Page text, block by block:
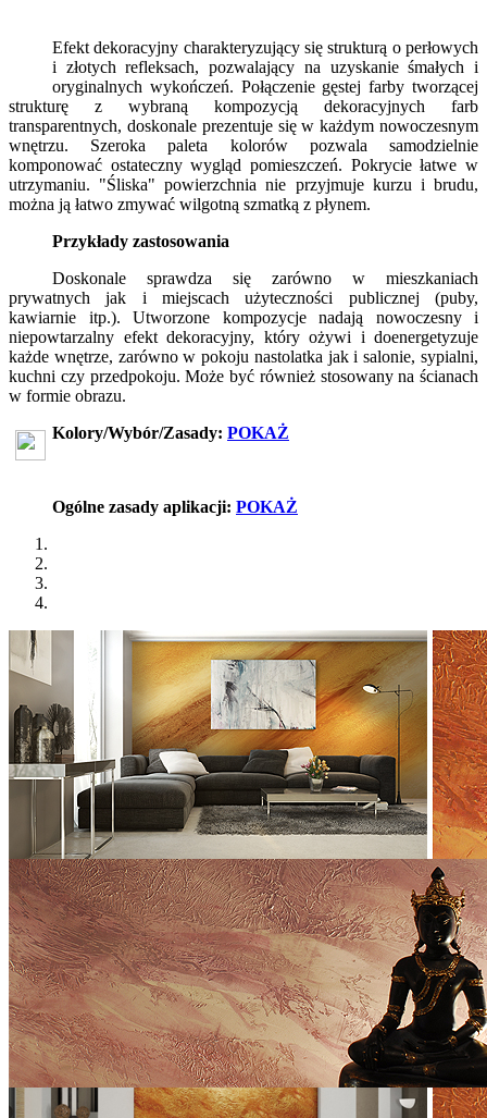
Efekt dekoracyjny charakteryzujący się strukturą o perłowych
i złotych refleksach, pozwalający na uzyskanie śmałych i
oryginalnych wykończeń. Połączenie gęstej farby tworzącej
strukturę z wybraną kompozycją dekoracyjnych farb
transparentnych, doskonale prezentuje się w każdym nowoczesnym
wnętrzu. Szeroka paleta kolorów pozwala samodzielnie
komponować ostateczny wygląd pomieszczeń. Pokrycie łatwe w
utrzymaniu. "Śliska" powierzchnia nie przyjmuje kurzu i brudu,
można ją łatwo zmywać wilgotną szmatką z płynem.
Przykłady zastosowania
Doskonale sprawdza się zarówno w mieszkaniach
prywatnych jak i miejscach użyteczności publicznej (puby,
kawiarnie itp.). Utworzone kompozycje nadają nowoczesny i
niepowtarzalny efekt dekoracyjny, który ożywi i doenergetyzuje
każde wnętrze, zarówno w pokoju nastolatka jak i salonie, sypialni,
kuchni czy przedpokoju. Może być również stosowany na ścianach
w formie obrazu.
Kolory/Wybór/Zasady: POKAŻ
Ogólne zasady aplikacji: POKAŻ